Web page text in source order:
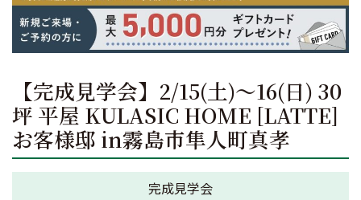
【完成見学会】2/15(土)～16(日) 30
坪 平屋 KULASIC HOME [LATTE]
お客様邸 in霧島市隼人町真孝
完成見学会